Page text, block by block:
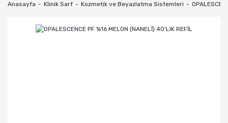
Anasayfa Klinik Sarf Kozmetik ve Beyazlatma Sistemleri